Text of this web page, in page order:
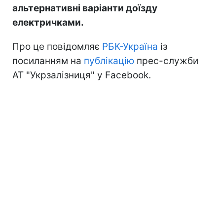
альтернативні варіанти доїзду
електричками.
Про це повідомляє РБК-Україна із
посиланням на публікацію прес-служби
АТ "Укрзалізниця" у Facebook.